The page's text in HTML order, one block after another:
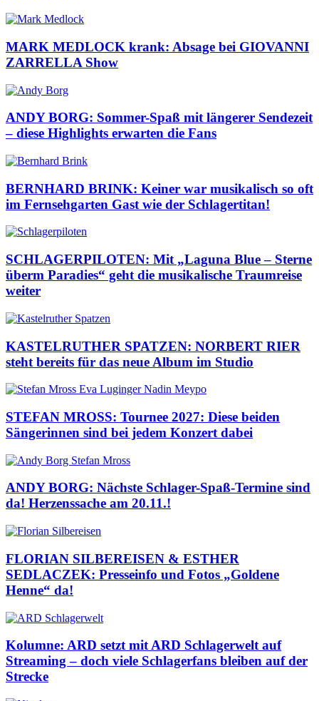
MARK MEDLOCK krank: Absage bei GIOVANNI
ZARRELLA Show
ANDY BORG: Sommer-Spaß mit längerer Sendezeit
– diese Highlights erwarten die Fans
BERNHARD BRINK: Keiner war musikalisch so oft
im Fernsehgarten Gast wie der Schlagertitan!
SCHLAGERPILOTEN: Mit „Laguna Blue – Sterne
überm Paradies“ geht die musikalische Traumreise
weiter
KASTELRUTHER SPATZEN: NORBERT RIER
steht bereits für das neue Album im Studio
STEFAN MROSS: Tournee 2027: Diese beiden
Sängerinnen sind bei jedem Konzert dabei
ANDY BORG: Nächste Schlager-Spaß-Termine sind
da! Herzenssache am 20.11.!
FLORIAN SILBEREISEN & ESTHER
SEDLACZEK: Presseinfo und Fotos „Goldene
Henne“ da!
Kolumne: ARD setzt mit ARD Schlagerwelt auf
Streaming – doch viele Schlagerfans bleiben auf der
Strecke